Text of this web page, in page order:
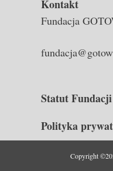
Kontakt
Fundacja
Statut Fundacji
Polityka
Copyright